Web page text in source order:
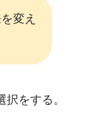
変え
をする。